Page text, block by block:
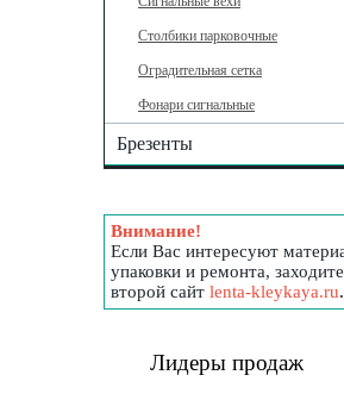
Столбики парковочные
Оградительная сетка
Фонари сигнальные
Брезенты
Внимание!
Если Вас интересуют
упаковки и ремонта,
второй сайт lenta-kleykaya.ru.
Лидеры продаж